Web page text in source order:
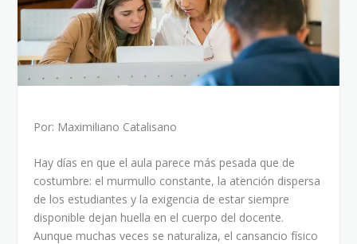
Por: Maximiliano Catalisano
Hay días en que el aula parece más pesada que de
costumbre: el murmullo constante, la atención dispersa
de los estudiantes y la exigencia de estar siempre
disponible dejan huella en el cuerpo del docente.
Aunque muchas veces se naturaliza, el cansancio físico